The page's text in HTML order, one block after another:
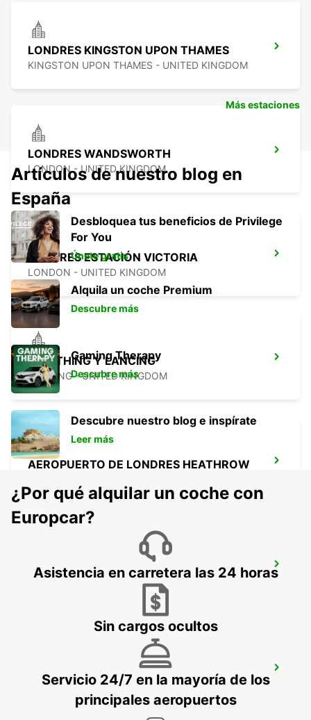
LONDRES KINGSTON UPON THAMES
KINGSTON UPON THAMES - UNITED KINGDOM
LONDRES WANDSWORTH
LONDON - UNITED KINGDOM
LONDRES ESTACIÓN VICTORIA
LONDON - UNITED KINGDOM
WORTHING Y LANCING
LANCING - UNITED KINGDOM
AEROPUERTO DE LONDRES HEATHROW
LONDRES ESTACIÓN KINGS CROSS
LONDON - UNITED KINGDOM
LONDRES ESTACIÓN ST PANCRAS
LONDON - UNITED KINGDOM
Más estaciones
Artículos de nuestro blog en
España
Desbloquea tus beneficios de Privilege
For You
Únete gratis
Alquila un coche Premium
Descubre más
Gaming Therapy
Descubre más
Descubre nuestro blog e inspírate
Leer más
¿Por qué alquilar un coche con
Europcar?
Asistencia en carretera las 24 horas
Sin cargos ocultos
Servicio 24/7 en la mayoría de los
principales aeropuertos